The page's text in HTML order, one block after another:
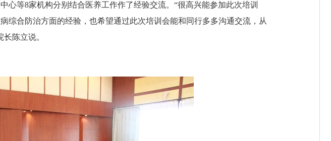
等8家机构分别结合医养工作作了经验交流。“很高兴能参加此次培训
综合防治方面的经验，也希望通过此次培训会能和同行多多沟通交流，从
陈立说。